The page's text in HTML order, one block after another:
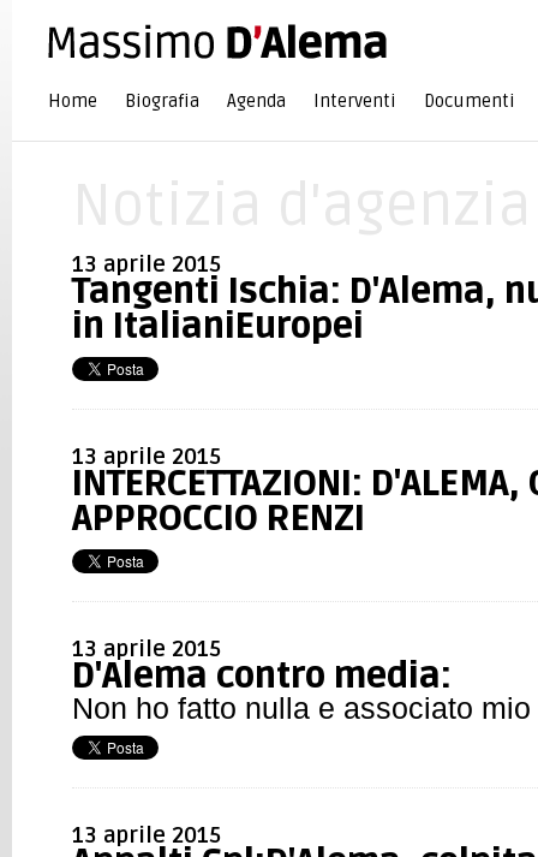
Home Biografia Agenda Interventi Documenti
13 aprile 2015
Tangenti Ischia: D'Alema,
in ItalianiEuropei
13 aprile 2015
INTERCETTAZIONI: D'ALEMA,
APPROCCIO RENZI
13 aprile 2015
D'Alema contro media:
Non ho fatto nulla e associato
13 aprile 2015